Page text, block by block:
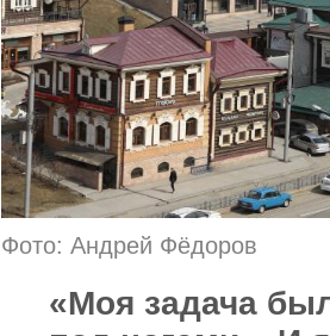
Фото: Андрей Фёдоров
«Моя задача